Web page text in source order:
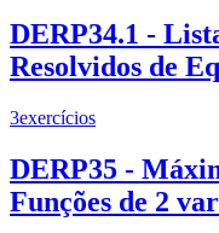
DERP34.1 -
Resolvidos de
3exercícios
DERP35 -
Funções de 2